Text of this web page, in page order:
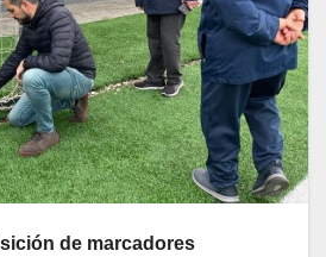
de marcadores